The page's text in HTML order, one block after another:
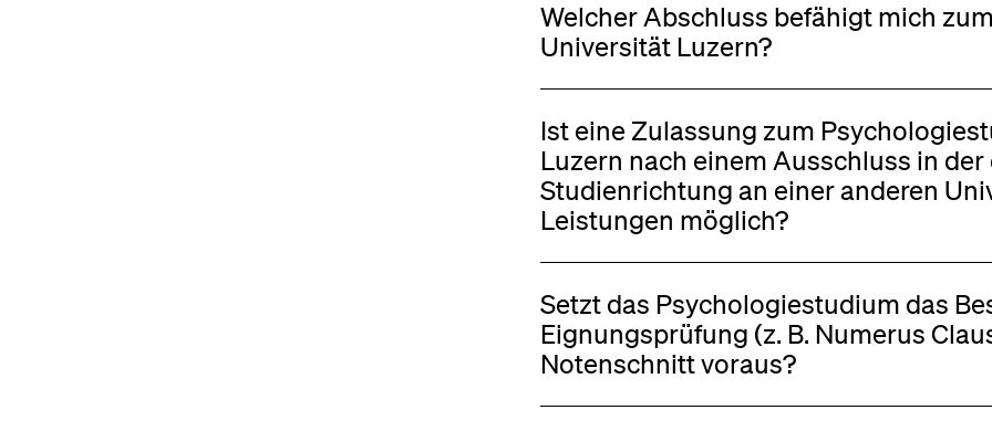
Welcher Abschluss befähigt mich
Universität Luzern?
Ist eine Zulassung zum
Luzern nach einem Ausschluss in
Studienrichtung an einer anderen
Leistungen möglich?
Setzt das Psychologiestudium das
Eignungsprüfung (z. B. Numerus Clausus) oder einen bestimmten
Notenschnitt voraus?